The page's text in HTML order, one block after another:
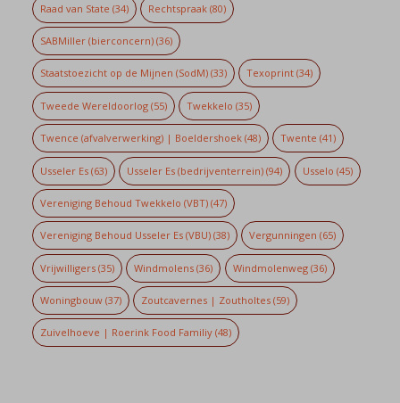
Raad van State (34) Rechtspraak (80)
SABMiller (bierconcern)(36)
Staatstoezicht op de Mijnen (SodM)(33) Texoprint (34)
Tweede Wereldoorlog(55) Twekkelo (35)
Twence (afvalverwerking) | Boeldershoek(48) Twente (41)
Usseler Es(63) Usseler Es (bedrijventerrein) (94) Usselo (45)
Vereniging Behoud Twekkelo (VBT)(47)
Vereniging Behoud Usseler Es (VBU)(38) Vergunningen (65)
Vrijwilligers(35) Windmolens (36) Windmolenweg(36)
Woningbouw(37) Zoutcavernes | Zoutholtes (59)
Zuivelhoeve | Roerink Food Familiy(48)